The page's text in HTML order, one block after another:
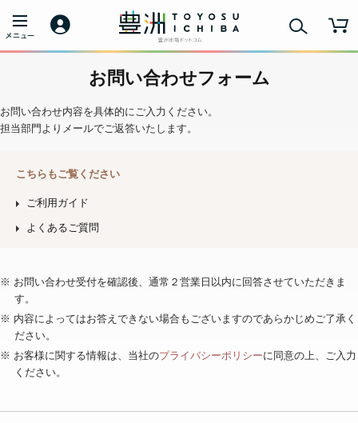
お問い合わせフォーム
お問い合わせ内容を具体的にご入力ください。
担当部門よりメールでご返答いたします。
こちらもご覧ください
ご利用ガイド
よくあるご質問
※ お問い合わせ受付を確認後、通常２営業日以内に回答させていただきま
す。
※ 内容によってはお答えできない場合もございますのであらかじめご了承く
ださい。
※ お客様に関する情報は、当社のプライバシーポリシーに同意の上、ご入力
ください。